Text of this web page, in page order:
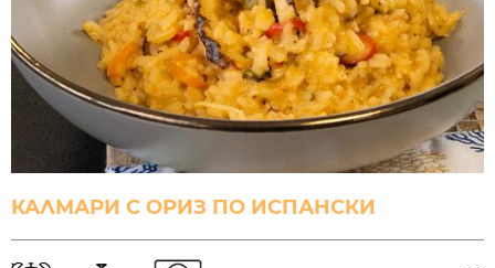
КАЛМАРИ С ОРИЗ ПО ИСПАНСКИ